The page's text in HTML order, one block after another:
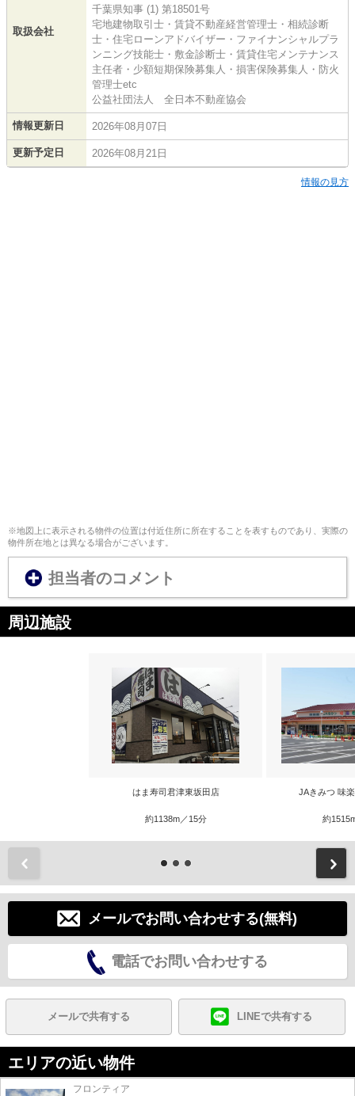
取扱会社
千葉県知事 (1) 第18501号
宅地建物取引士・賃貸不動産経営管理士・相続診断
士・住宅ローンアドバイザー・ファイナンシャルプラ
ンニング技能士・敷金診断士・賃貸住宅メンテナンス
主任者・少額短期保険募集人・損害保険募集人・防火
管理士etc
公益社団法人 全日本不動産協会
情報更新日 2026年08月07日
更新予定日 2026年08月21日
情報の見方
※地図上に表示される物件の位置は付近住所に所在することを表すものであり、実際の
物件所在地とは異なる場合がございます。
担当者のコメント
周辺施設
はま寿司君津東坂田店
約1138m／15分
JAきみつ 味
約
メールでお問い合わせする(無料)
電話でお問い合わせする
メールで共有する LINEで共有する
エリアの近い物件
フロンティア